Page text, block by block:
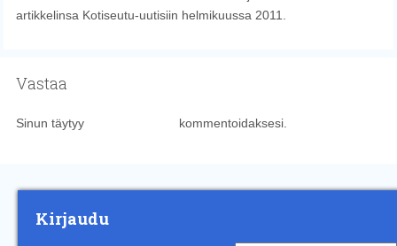
artikkelinsa Kotiseutu-uutisiin helmikuussa 2011.
Vastaa
Sinun täytyy kommentoidaksesi.
Kirjaudu